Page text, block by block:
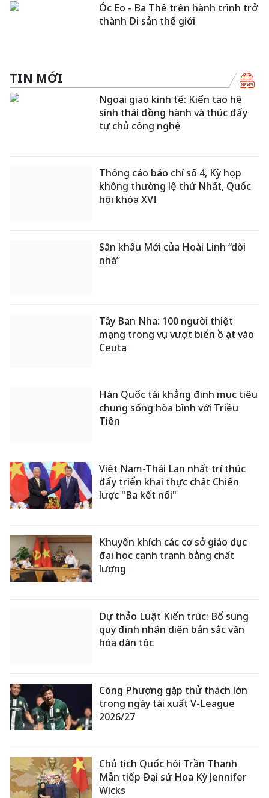
Óc Eo - Ba Thê trên hành trình trở
thành Di sản thế giới
TIN MỚI
Ngoại giao kinh tế: Kiến tạo hệ
sinh thái đồng hành và thúc đẩy
tự chủ công nghệ
Thông cáo báo chí số 4, Kỳ họp
không thường lệ thứ Nhất, Quốc
hội khóa XVI
Sân khấu Mới của Hoài Linh “dời
nhà”
Tây Ban Nha: 100 người thiệt
mạng trong vụ vượt biển ồ ạt vào
Ceuta
Hàn Quốc tái khẳng định mục tiêu
chung sống hòa bình với Triều
Tiên
Việt Nam-Thái Lan nhất trí thúc
đẩy triển khai thực chất Chiến
lược "Ba kết nối"
Khuyến khích các cơ sở giáo dục
đại học cạnh tranh bằng chất
lượng
Dự thảo Luật Kiến trúc: Bổ sung
quy định nhận diện bản sắc văn
hóa dân tộc
Công Phượng gặp thử thách lớn
trong ngày tái xuất V-League
2026/27
Chủ tịch Quốc hội Trần Thanh
Mẫn tiếp Đại sứ Hoa Kỳ Jennifer
Wicks